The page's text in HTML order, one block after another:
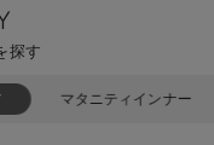
探す
マタニティインナー